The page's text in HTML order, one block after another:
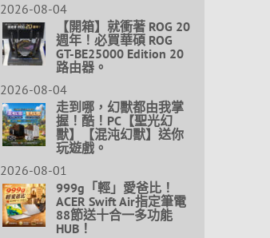
2026-08-04
【開箱】就衝著 ROG 20
週年！必買華碩 ROG
GT-BE25000 Edition 20
路由器。
2026-08-04
走到哪，幻獸都由我掌
握！酷！PC【聖光幻
獸】【混沌幻獸】送你
玩遊戲。
2026-08-01
999g「輕」愛爸比！
ACER Swift Air指定筆電
88節送十合一多功能
HUB！